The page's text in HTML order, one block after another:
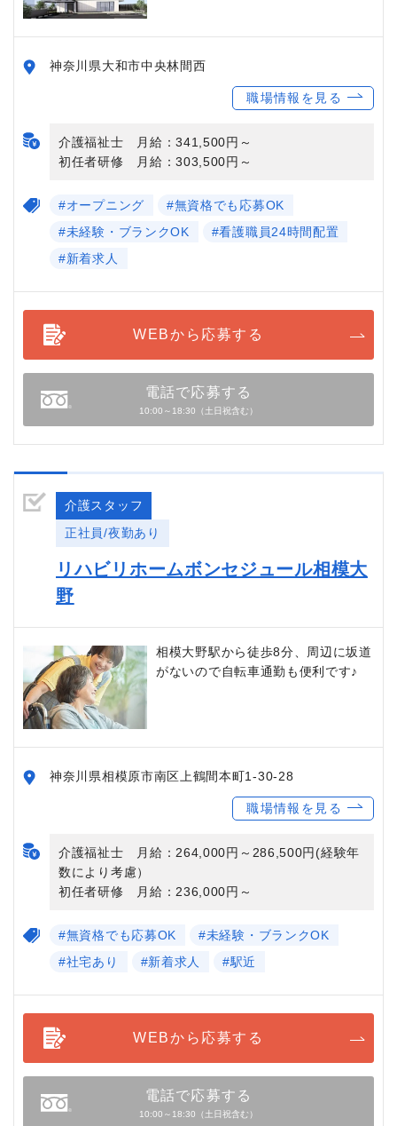
神奈川県大和市中央林間西
職場情報を見る
介護福祉士 月給：341,500円～
初任者研修 月給：303,500円～
#オープニング
#無資格でも応募OK
#未経験・ブランクOK
#看護職員24時間配置
#新着求人
WEBから応募する
電話で応募する
10:00～18:30（土日祝含む）
介護スタッフ
正社員/夜勤あり
リハビリホームボンセジュール相模大
野
相模大野駅から徒歩8分、周辺に坂道
がないので自転車通勤も便利です♪
神奈川県相模原市南区上鶴間本町1-30-28
職場情報を見る
介護福祉士 月給：264,000円～286,500円(経験年
数により考慮）
初任者研修 月給：236,000円～
#無資格でも応募OK
#未経験・ブランクOK
#社宅あり
#新着求人 #駅近
WEBから応募する
電話で応募する
10:00～18:30（土日祝含む）